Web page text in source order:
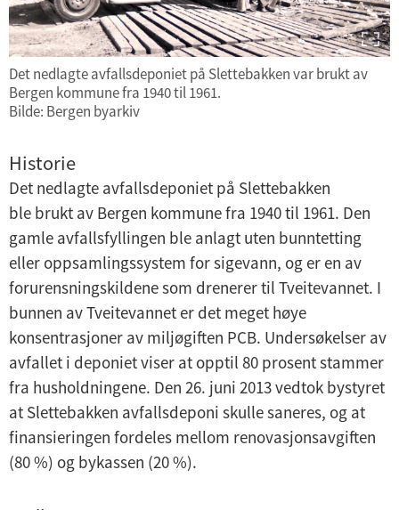
Det nedlagte avfallsdeponiet på Slettebakken var brukt av
Bergen kommune fra 1940 til 1961.
Bilde: Bergen byarkiv
Historie
Det nedlagte avfallsdeponiet på Slettebakken
ble brukt av Bergen kommune fra 1940 til 1961. Den
gamle avfallsfyllingen ble anlagt uten bunntetting
eller oppsamlingssystem for sigevann, og er en av
forurensningskildene som drenerer til Tveitevannet. I
bunnen av Tveitevannet er det meget høye
konsentrasjoner av miljøgiften PCB. Undersøkelser av
avfallet i deponiet viser at opptil 80 prosent stammer
fra husholdningene. Den 26. juni 2013 vedtok bystyret
at Slettebakken avfallsdeponi skulle saneres, og at
finansieringen fordeles mellom renovasjonsavgiften
(80 %) og bykassen (20 %).